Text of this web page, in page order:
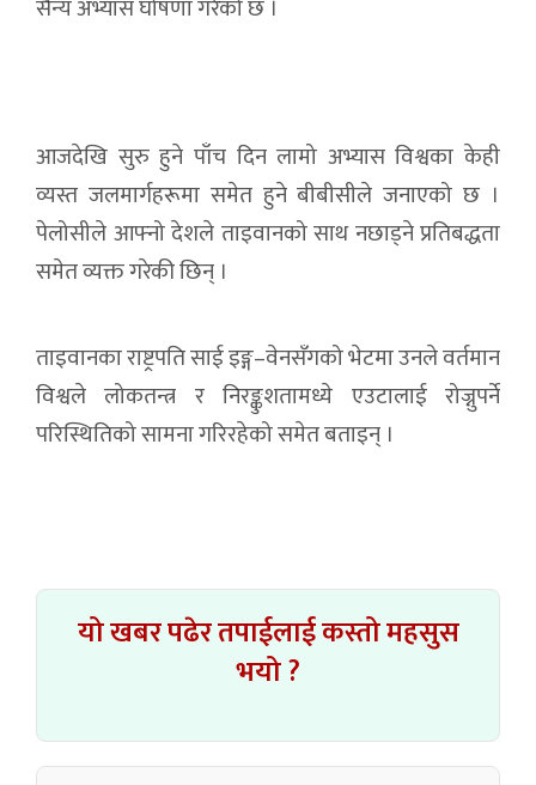
सैन्य अभ्यास घोषणा गरेको छ ।
आजदेखि सुरु हुने पाँच दिन लामो अभ्यास विश्वका केही
व्यस्त जलमार्गहरूमा समेत हुने बीबीसीले जनाएको छ ।
पेलोसीले आफ्नो देशले ताइवानको साथ नछाड्ने प्रतिबद्धता
समेत व्यक्त गरेकी छिन् ।
ताइवानका राष्ट्रपति साई इङ्ग–वेनसँगको भेटमा उनले वर्तमान
विश्वले लोकतन्त्र र निरङ्कुशतामध्ये एउटालाई रोज्नुपर्ने
परिस्थितिको सामना गरिरहेको समेत बताइन् ।
यो खबर पढेर तपाईलाई कस्तो महसुस
भयो ?